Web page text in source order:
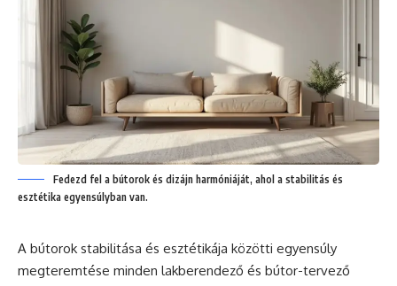
Fedezd fel a bútorok és dizájn harmóniáját, ahol a stabilitás és
esztétika egyensúlyban van.
A bútorok stabilitása és esztétikája közötti egyensúly
megteremtése minden lakberendező és bútor-tervező